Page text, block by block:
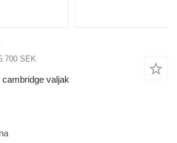
SEK
valjak